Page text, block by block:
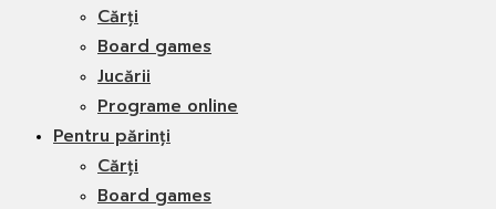
Cărți
Board games
Jucării
Programe online
Pentru părinți
Cărți
Board games